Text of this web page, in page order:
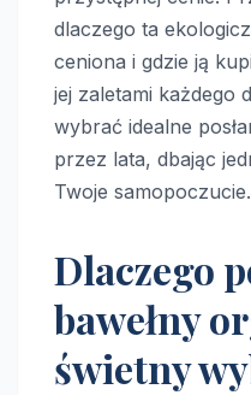
dlaczego ta
ceniona i gdzie ją
jej zaletami każdego
wybrać idealne
przez lata, dbając
Twoje samopoczucie.
Dlaczego
bawełny
świetny